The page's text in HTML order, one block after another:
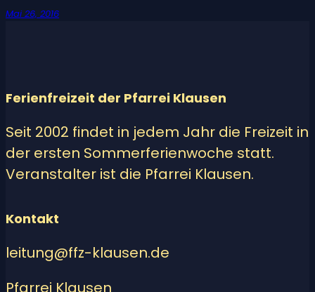
Mai 26, 2016
Ferienfreizeit der Pfarrei Klausen
Seit 2002 findet in jedem Jahr die Freizeit in
der ersten Sommerferienwoche statt.
Veranstalter ist die Pfarrei Klausen.
Kontakt
leitung@ffz-klausen.de
Pfarrei Klausen